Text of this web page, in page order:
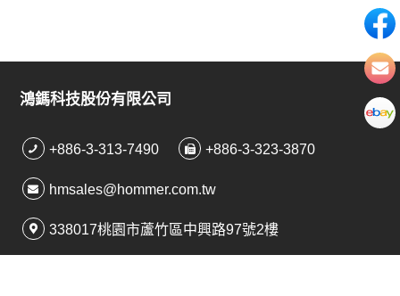
鴻鎷科技股份有限公司
+886-3-313-7490 +886-3-323-3870
hmsales@hommer.com.tw
338017桃園市蘆竹區中興路97號2樓